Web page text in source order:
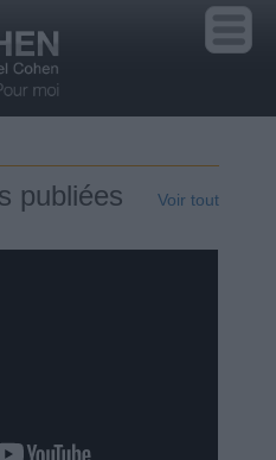
publiées Voir tout